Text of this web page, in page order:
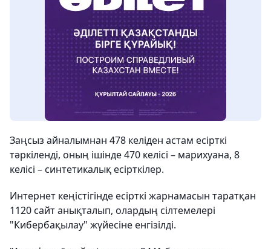
Заңсыз айналымнан 478 келіден астам есірткі
тәркіленді, оның ішінде 470 келісі – марихуана, 8
келісі – синтетикалық есірткілер.
Интернет кеңістігінде есірткі жарнамасын таратқан
1120 сайт анықталып, олардың сілтемелері
"Кибербақылау" жүйесіне енгізілді.